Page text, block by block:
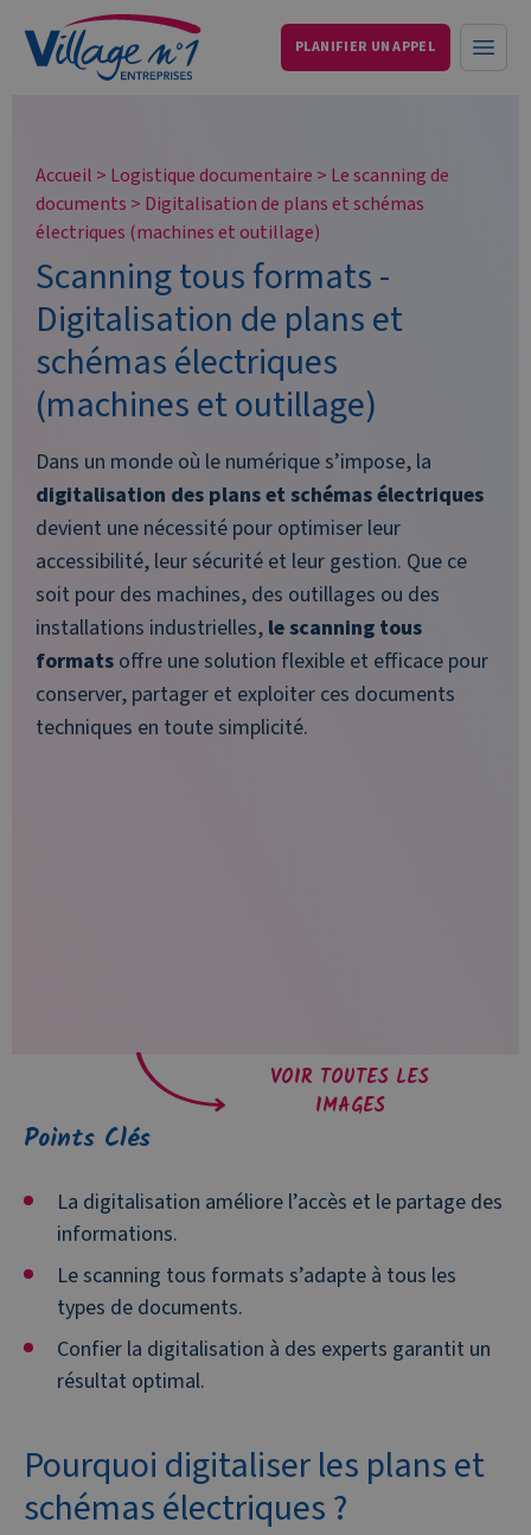
Services aux entreprises et particuliersPLANIFIER UN APPEL
Accueil > Logistique documentaire > Le scanning de
documents > Digitalisation de plans et schémas
électriques (machines et outillage)
Scanning tous formats -
Digitalisation de plans et
schémas électriques
(machines et outillage)
Dans un monde où le numérique s’impose, la
digitalisation des plans et schémas électriques
devient une nécessité pour optimiser leur
accessibilité, leur sécurité et leur gestion. Que ce
soit pour des machines, des outillages ou des
installations industrielles, le scanning tous
formats offre une solution flexible et efficace pour
conserver, partager et exploiter ces documents
techniques en toute simplicité.
VOIR TOUTES LES
IMAGES
Points Clés
La digitalisation améliore l’accès et le partage des
informations.
Le scanning tous formats s’adapte à tous les
types de documents.
Confier la digitalisation à des experts garantit un
résultat optimal.
Pourquoi digitaliser les plans et
schémas électriques ?